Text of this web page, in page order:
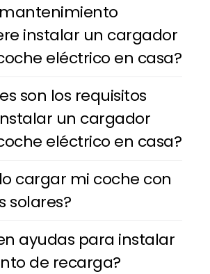
instalar un cargador
eléctrico en casa?
son los requisitos
un cargador
eléctrico en casa?
cargar mi coche con
solares?
ayudas para instalar
de recarga?